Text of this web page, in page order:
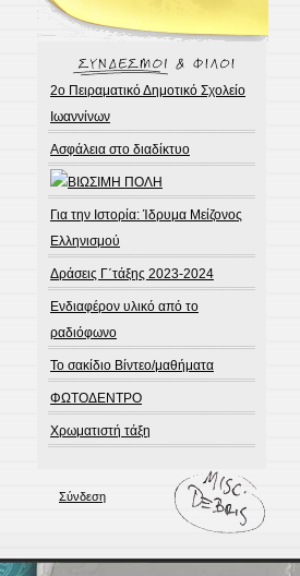
2ο Πειραματικό Δημοτικό Σχολείο
Ιωαννίνων
Ασφάλεια στο διαδίκτυο
Για την Ιστορία: Ίδρυμα Μείζονος
Ελληνισμού
Δράσεις Γ΄τάξης 2023-2024
Ενδιαφέρον υλικό από το
ραδιόφωνο
Το σακίδιο Βίντεο/μαθήματα
ΦΩΤΟΔΕΝΤΡΟ
Χρωματιστή τάξη
Σύνδεση